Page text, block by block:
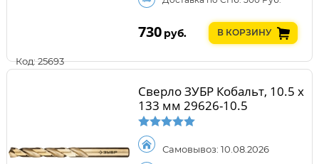
Код: 25693
730 руб. В КОРЗИНУ
Сверло ЗУБР Кобальт, 10.5 х
133 мм 29626-10.5
Самовывоз: 10.08.2026